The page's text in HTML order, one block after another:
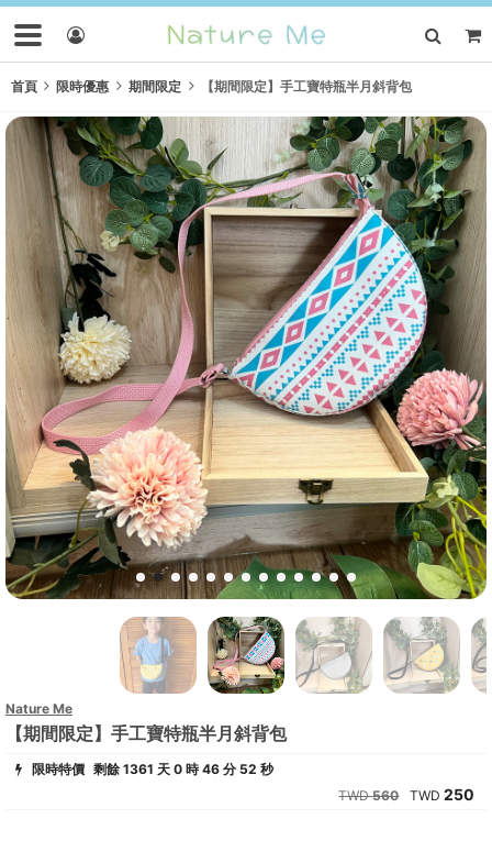
首頁 限時優惠 期間限定 【期間限定】手工寶特瓶半月斜背包
Nature Me
【期間限定】手工寶特瓶半月斜背包
限時特價 剩餘 1361 天 0 時 46 分 52 秒
560
250